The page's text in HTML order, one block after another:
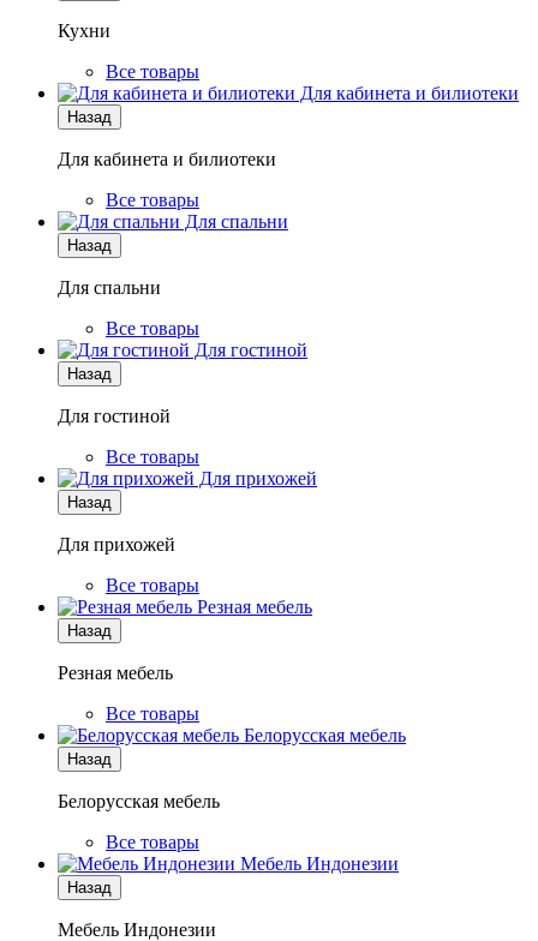
Кухни
Все товары
Для кабинета и билиотеки
Назад
Для кабинета и билиотеки
Все товары
Для спальни
Назад
Для спальни
Все товары
Для гостиной
Назад
Для гостиной
Все товары
Для прихожей
Назад
Для прихожей
Все товары
Резная мебель
Назад
Резная мебель
Все товары
Белорусская мебель
Назад
Белорусская мебель
Все товары
Мебель Индонезии
Назад
Мебель Индонезии